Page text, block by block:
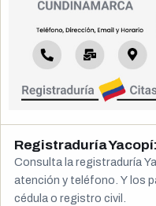
Registraduría
Consulta la registraduría
atención y teléfono. Y los
cédula o registro civil.